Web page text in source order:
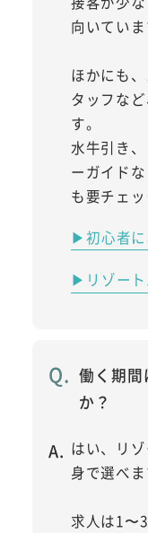
向いていま
ほかにも
タッフな
す。
水牛引き
ーガイド
も要チェッ
▶初心者に
▶リゾート
働く期間
か？
はい、リ
身で選べま
求人は1〜